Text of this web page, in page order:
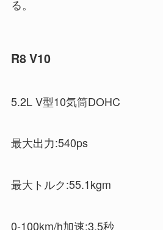
る。
R8 V10
5.2L V型10気筒DOHC
最大出力:540ps
最大トルク:55.1kgm
0‐100km/h加速:3.5秒